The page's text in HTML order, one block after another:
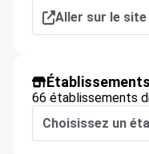
Aller sur le site
Établissements
66 établissements
Choisissez un